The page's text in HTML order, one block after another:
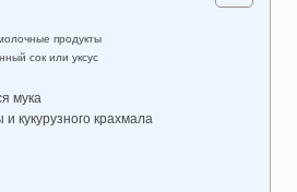
продукты
сок или уксус
мука
кукурузного крахмала